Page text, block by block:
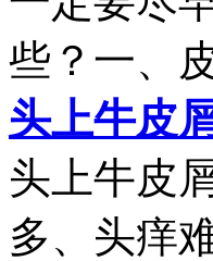
些？一、
头上牛皮
头上牛皮
多、头痒